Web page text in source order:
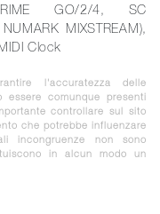
GO/2/4, SC
MIXSTREAM),
Clock
l'accuratezza delle
essere comunque presenti
controllare sul sito
che potrebbe influenzare
incongruenze non sono
in alcun modo un